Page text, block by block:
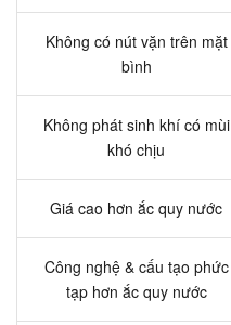
Không có nút vặn trên mặt
bình
Không phát sinh khí có mùi
khó chịu
Giá cao hơn ắc quy nước
Công nghệ & cấu tạo phức
tạp hơn ắc quy nước